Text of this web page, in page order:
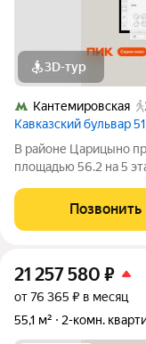
3D-тур
Кантемировская
Кавказский бульвар 51
В районе Царицыно
площадью 56.2 на 5
17 минут пешком до
минут до станции
Позвонить
21 257 580 ₽
от 76 365 ₽ в месяц
55,1 м²
2-комн.